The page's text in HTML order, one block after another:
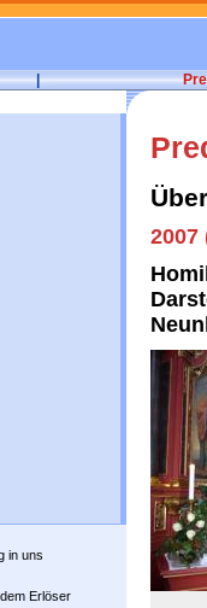
|
in uns
Erlöser
2007